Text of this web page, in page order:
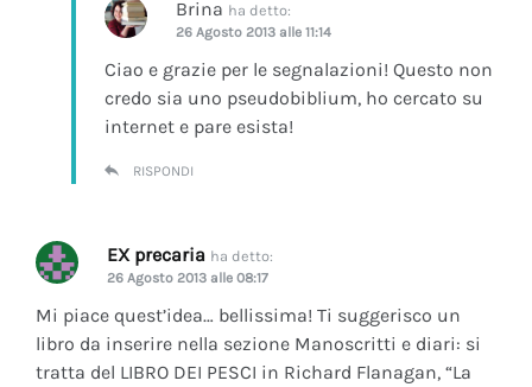
Brina ha detto:
26 Agosto 2013 alle 11:14
Ciao e grazie per le segnalazioni! Questo non
credo sia uno pseudobiblium, ho cercato su
internet e pare esista!
RISPONDI
EX precaria ha detto:
26 Agosto 2013 alle 08:17
Mi piace quest’idea… bellissima! Ti suggerisco un
libro da inserire nella sezione Manoscritti e diari: si
tratta del LIBRO DEI PESCI in Richard Flanagan, “La